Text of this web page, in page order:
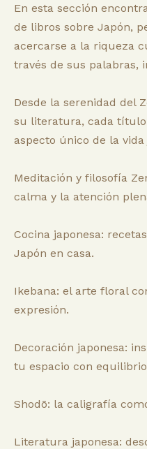
En esta sección
de libros sobre Japón,
acercarse a la riqueza
través de sus palabras,
Desde la serenidad del
su literatura, cada
aspecto único de la vida
Meditación y filosofía
calma y la atención
Cocina japonesa:
Japón en casa.
Ikebana: el arte floral
expresión.
Decoración japonesa:
tu espacio con
Shodō: la caligrafía
Literatura japonesa: